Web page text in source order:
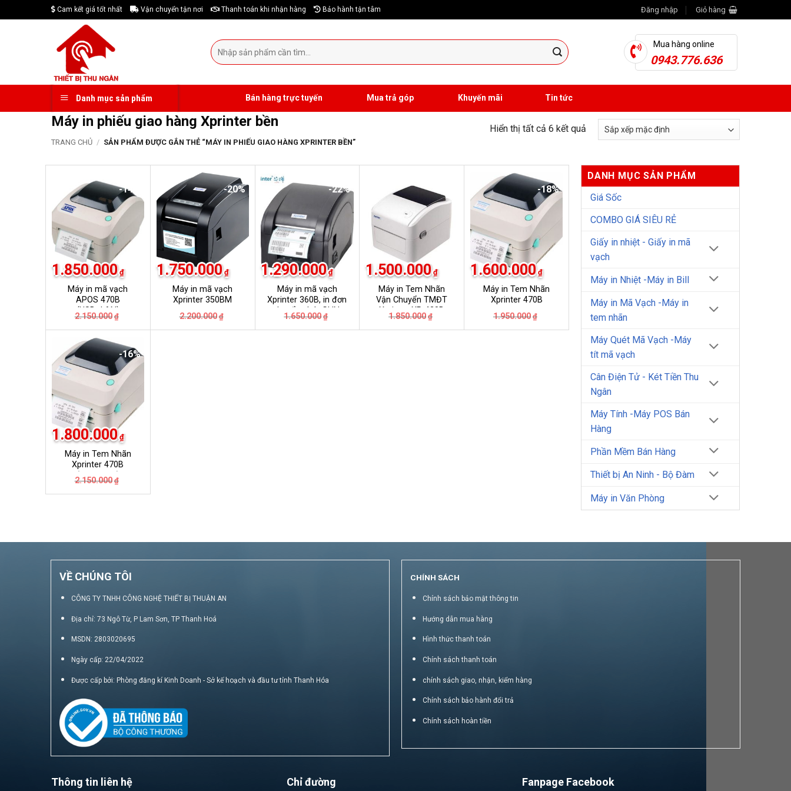
to
Cam kết giá tốt nhất Vận chuyển tận nơi Thanh toán khi nhận hàng Bảo hành tận tâm Đăng nhập Giỏ hàng
Tìm
kiếm:
Mua hàng online
0943.776.636
Danh mục sản phẩm Bán hàng trực tuyến Mua trả góp Khuyến mãi Tin tức
Máy in phiếu giao hàng Xprinter bền
TRANG CHỦ / SẢN PHẨM ĐƯỢC GẮN THẺ “MÁY IN PHIẾU GIAO HÀNG XPRINTER BỀN”
Hiển thị tất cả 6 kết quả
-14%
Máy in mã vạch
APOS 470B
(USB+LAN)
2.150.000 ₫
là:
1.850.000 ₫
tại
1.850.000₫.
-20%
Máy in mã vạch
Xprinter 350BM
2.200.000 ₫
là:
1.750.000 ₫
tại
-22%
Máy in mã vạch
Xprinter 360B, in đơn
chuyển phát GHN,
GHTK, Viettel Post,
VNpost, Best, J&T
1.650.000 ₫
là:
1.290.000 ₫
tại
-19%
Máy in Tem Nhãn
Vận Chuyển TMĐT
Xprinter XP-420B
1.850.000 ₫
là:
1.500.000 ₫
tại
-18%
Máy in Tem Nhãn
Xprinter 470B
1.950.000 ₫
là:
1.600.000 ₫
tại
-16%
Máy in Tem Nhãn
Xprinter 470B
(USB+LAN)
2.150.000 ₫
là:
1.800.000 ₫
tại
DANH MỤC SẢN PHẨM
Giá Sốc
COMBO GIÁ SIÊU RẺ
Giấy in nhiệt - Giấy in mã
vạch
Máy in Nhiệt -Máy in Bill
Máy in Mã Vạch -Máy in
tem nhãn
Máy Quét Mã Vạch -Máy
tít mã vạch
Cân Điện Tử - Két Tiền Thu
Ngân
Máy Tính -Máy POS Bán
Hàng
Phần Mềm Bán Hàng
Thiết bị An Ninh - Bộ Đàm
Máy in Văn Phòng
VỀ CHÚNG TÔI
CÔNG TY TNHH CÔNG NGHỆ THIẾT BỊ THUẬN AN
Địa chỉ: 73 Ngô Từ, P Lam Sơn, TP Thanh Hoá
MSDN: 2803020695
Ngày cấp: 22/04/2022
Được cấp bởi: Phòng đăng kí Kinh Doanh - Sở kế hoạch và đầu tư tỉnh Thanh Hóa
CHÍNH SÁCH
Chính sách bảo mật thông tin
Hướng dẫn mua hàng
Hình thức thanh toán
Chính sách thanh toán
chính sách giao, nhận, kiểm hàng
Chính sách bảo hành đổi trả
Chính sách hoàn tiền
Thông tin liên hệ Chỉ đường Fanpage Facebook